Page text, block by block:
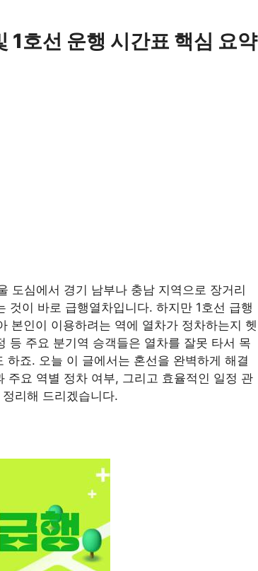
1호선 운행 시간표 핵심 요약
도심에서 경기 남부나 충남 지역으로 장거리
것이 바로 급행열차입니다. 하지만 1호선 급행
본인이 이용하려는 역에 열차가 정차하는지 헷
등 주요 분기역 승객들은 열차를 잘못 타서 목
죠. 오늘 이 글에서는 혼선을 완벽하게 해결
주요 역별 정차 여부, 그리고 효율적인 일정 관
리해 드리겠습니다.